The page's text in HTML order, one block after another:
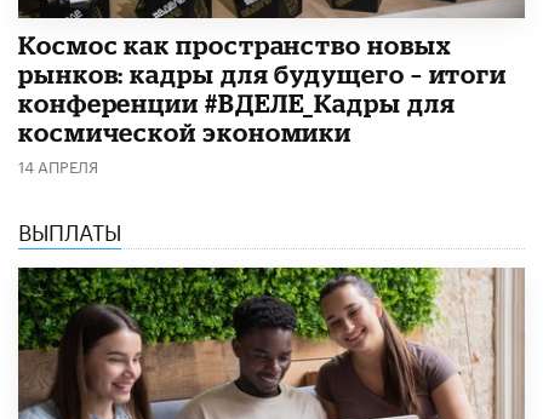
Космос как пространство новых
рынков: кадры для будущего – итоги
конференции #ВДЕЛЕ_Кадры для
космической экономики
14 АПРЕЛЯ
ВЫПЛАТЫ